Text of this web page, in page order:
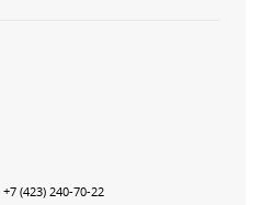
+7 (423) 240-70-22